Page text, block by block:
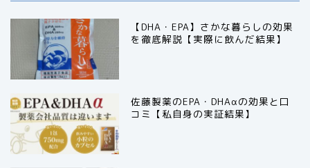
【DHA・EPA】さかな暮らしの効果
を徹底解説【実際に飲んだ結果】
佐藤製薬のEPA・DHAαの効果と口
コミ【私自身の実証結果】